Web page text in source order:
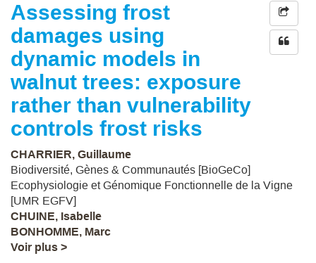
Assessing frost
damages using
dynamic models in
walnut trees: exposure
rather than vulnerability
controls frost risks
CHARRIER, Guillaume
Biodiversité, Gènes & Communautés [BioGeCo]
Ecophysiologie et Génomique Fonctionnelle de la Vigne
[UMR EGFV]
CHUINE, Isabelle
BONHOMME, Marc
Voir plus >